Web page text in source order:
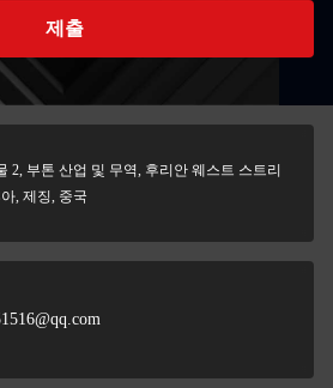
제출
2, 부톤 산업 및 무역, 후리안 웨스트 스트리
, 제징, 중국